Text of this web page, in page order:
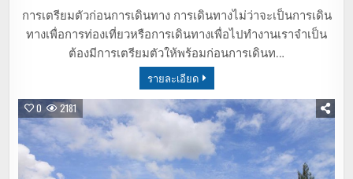
การเตรียมตัวก่อนการเดินทาง การเดินทางไม่ว่าจะเป็นการเดิน
ทางเพื่อการท่องเที่ยวหรือการเดินทางเพื่อไปทำงานเราจำเป็น
ต้องมีการเตรียมตัวให้พร้อมก่อนการเดินท…
รายละเอียด
0 2181